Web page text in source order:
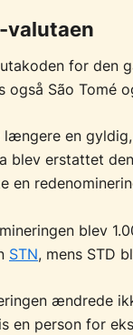
valutaen
for den
også São Tomé
længere en
blev erstattet
en
blev
STN, mens STD
ændrede
en person for